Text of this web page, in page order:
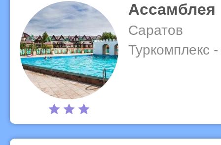
Ассамблея
Саратов
Туркомплекс